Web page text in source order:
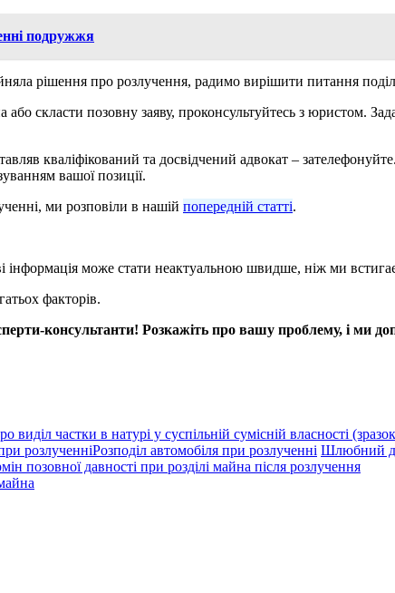
подружжя
рішення про розлучення, радимо вирішити питання
або скласти позовну заяву, проконсультуйтесь з юристом.
кваліфікований та досвідчений адвокат –
вашої позиції.
ми розповіли в нашій попередній статті.
інформація може стати неактуальною швидше, ніж ми
факторів.
консультанти! Розкажіть про вашу проблему, і ми
виділ частки в натурі у суспільній сумісній власності
Розподіл автомобіля при розлученні Шлюбний
позовної давності при розділі майна після розлучення